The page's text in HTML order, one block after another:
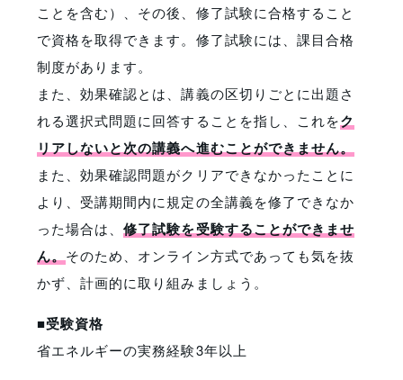
ことを含む）、その後、修了試験に合格すること
で資格を取得できます。修了試験には、課目合格
制度があります。
また、効果確認とは、講義の区切りごとに出題さ
れる選択式問題に回答することを指し、これをク
リアしないと次の講義へ進むことができません。
また、効果確認問題がクリアできなかったことに
より、受講期間内に規定の全講義を修了できなか
った場合は、修了試験を受験することができませ
ん。そのため、オンライン方式であっても気を抜
かず、計画的に取り組みましょう。
■受験資格
省エネルギーの実務経験3年以上